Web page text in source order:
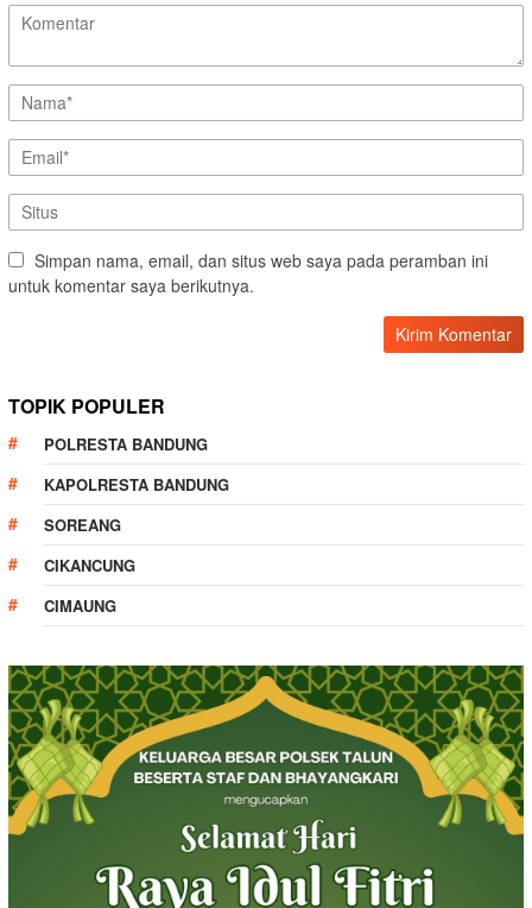
Simpan nama, email, dan situs web saya pada peramban ini
untuk komentar saya berikutnya.
TOPIK POPULER
POLRESTA BANDUNG
KAPOLRESTA BANDUNG
SOREANG
CIKANCUNG
CIMAUNG